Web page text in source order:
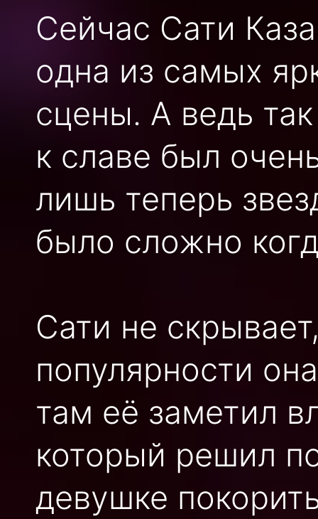
Сейчас Сати
одна из самых
сцены. А ведь
к славе был
лишь теперь
было сложно
Сати не
популярности
там её заметил
который решил
девушке